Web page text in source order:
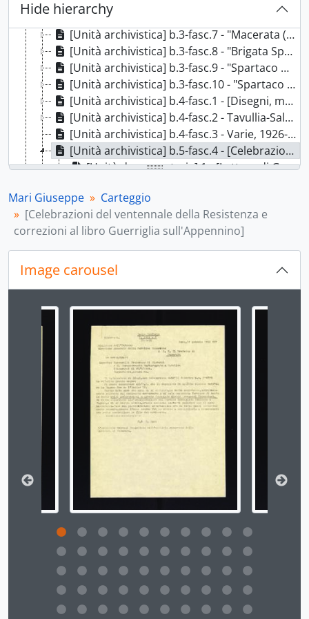
Hide hierarchy[Unità archivistica] b.3-fasc.6 - "Macerata. Banda Montenero Cingoli", 1963
[Unità archivistica] b.3-fasc.7 - "Macerata (Spartaco). Battaglione 1° maggio", s.d.
[Unità archivistica] b.3-fasc.8 - "Brigata Spartaco. 6° Battaglione Nicolò", s.d.
[Unità archivistica] b.3-fasc.9 - "Spartaco Macerata. 5° Battaglione Giammario Fazzini", s.d.
[Unità archivistica] b.3-fasc.10 - "Spartaco Macerata. Battaglione 205", s.d.
[Unità archivistica] b.4-fasc.1 - [Disegni, mappe e poesie], 1831-2000
[Unità archivistica] b.4-fasc.2 - Tavullia-Saludecio, 1926-1999
[Unità archivistica] b.4-fasc.3 - Varie, 1926-2002
[Unità archivistica] b.5-fasc.4 - [Celebrazioni del ventennale della Resistenza e correzioni al libro Guerriglia sull'Appennino], 1936-1994
[Unità documentaria] 1 - [Lettera di G. Busi su Francesco Porcarelli], Roma, 12 gennaio 1936
[Unità documentaria] 3 - "I Comitati di liberazione nelle Marche", 1 gennaio 1944
[Unità documentaria] 4 - "Lapide ai partigiani caduti", 10 luglio 1945
[Unità documentaria] 5 - "Il prof. Cioppettini e due compagni assolti dalla Corte di Appello di Ancona", 20 maggio 1952
[Unità documentaria] 6 - "Biografia aggiornata [di Guido Latini]", Macerata, 21 ottobre 1954
[Unità documentaria] 7 - [Lettera di Walter Nerozzi su una manifestazione organizzata a Matelica in onore dei partigiani caduti], Roma, 16 marzo 1957
[Unità documentaria] 11 - [Lettera di trasmissione di documenti sull'attività partigiana nella zona di Cingoli inviata da Giuseppe Salomoni], Macerata, 5 giugno 1963
[Unità documentaria] 12 - [Lettera di trasmissione di documenti sull'attività partigiana nella zona di Cingoli inviata da Giuseppe Salomoni], Macerata, 20 giugno 1963
[Unità documentaria] 13 - [Lettera di Alfranco Capponi sulla lotta partigiana combattuta a Pioraco e sulla composizione e l'attività svolta dal locale CLN], Pioraco, 23 giugno 1963
[Unità documentaria] 14 - [Lettera di Silvio Battistini sulla composizione e l'attività del CLN di Matelica], Matelica, 5 luglio 1963
[Unità documentaria] 15 - [Lettera di trasmissione di documenti sull'attività partigiana nella zona di Cingoli inviata da Giuseppe Salomoni], Macerata, 8 luglio 1963
[Unità documentaria] 16 - [Lettera di Leopold Verbovsek sulla traduzione di un libro di Giuseppe Mari e questioni diverse], Lubiana, 30 marzo 1964
[Unità documentaria] 17 - [Lettera di ringraziamento di Augusto Pantanetti per la ricezione di una fotografia], Macerata, 23 maggio 1964
[Unità documentaria] 20 - [Lettera di Giuseppe Pancaldi sulla composizione del CLN di Filottrano e i partigiani combattenti e i patrioti riconosciuti], Filottrano, 24 settembre 1964
[Unità documentaria] 21 - [Lettera di Giuseppe Salomoni sulla composizione del CLN di Cingoli], Macerata, 26 settembre 1964
[Unità documentaria] 22 - [Lettera di G. Brusciotti contenente i nominativi del comandante e del vicecomandante della Brigata Spartaco], Fiastra, 28 settembre 1964
[Unità documentaria] 23 - [Lettera di Silvio Filippi sui partigiani di Loreto], Loreto, 28 settembre 1964
[Unità documentaria] 24 - [Lettera di Mario Rilli sulla composizione del CLN di Colmurano], Colmurano, 28 settembre 1964
[Unità documentaria] 25 - [Lettera di Diego Boldrini sui membri del CLN e delle formazioni militari di Sassoferrato], Sassoferrato, 29 settembre 1964
[Unità documentaria] 26 - [Lettera di Alberto Zavatti sulla composizione del CLN di Senigallia], Senigallia, 30 settembre 1964
[Unità documentaria] 27 - [Lettera del sindaco di Castelfidardo sulla composizione del locale CLN], Castelfidardo, 1 ottobre 1964
[Unità documentaria] 28 - [Lettera di Armando Fancelli sui partigiani e gli antifascisti che parteciparono alla lotta di Liberazione nella zona di Fabriano], Fabriano, 2 ottobre 1964
Mari Giuseppe
Carteggio
[Celebrazioni del ventennale della Resistenza e
correzioni al libro Guerriglia sull'Appennino]
Image carousel
Changing the current slide of this carousel will